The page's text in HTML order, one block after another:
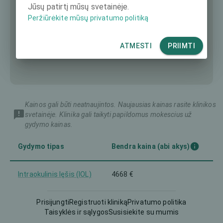
Kainos gali būti neatnaujintos. Naujausias kainas rasite klinikos
svetainėje. Klinika gali taikyti papildomus mokescius už
gydymo kainas.
Gydymo tipas Bendra kaina (abi akys)
Intraokulinis lęšis (IOL) 4668 €
PrisijungtiRegistruoti klinikąPrivatumo politika
Taisyklės ir sąlygosSusisiekite su mumis
Jūsų patirtį mūsų svetainėje.
Peržiūrėkite mūsų privatumo politiką
ATMESTI PRIIMTI